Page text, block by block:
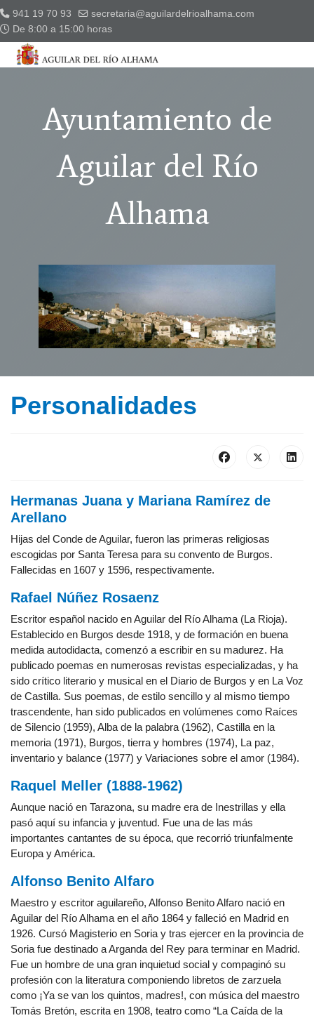
941 19 70 93
secretaria@aguilardelrioalhama.com
De 8:00 a 15:00 horas
Ayuntamiento de
Aguilar del Río
Alhama
Personalidades
Hermanas Juana y Mariana Ramírez de
Arellano
Hijas del Conde de Aguilar, fueron las primeras religiosas
escogidas por Santa Teresa para su convento de Burgos.
Fallecidas en 1607 y 1596, respectivamente.
Rafael Núñez Rosaenz
Escritor español nacido en Aguilar del Río Alhama (La Rioja).
Establecido en Burgos desde 1918, y de formación en buena
medida autodidacta, comenzó a escribir en su madurez. Ha
publicado poemas en numerosas revistas especializadas, y ha
sido crítico literario y musical en el Diario de Burgos y en La Voz
de Castilla. Sus poemas, de estilo sencillo y al mismo tiempo
trascendente, han sido publicados en volúmenes como Raíces
de Silencio (1959), Alba de la palabra (1962), Castilla en la
memoria (1971), Burgos, tierra y hombres (1974), La paz,
inventario y balance (1977) y Variaciones sobre el amor (1984).
Raquel Meller (1888-1962)
Aunque nació en Tarazona, su madre era de Inestrillas y ella
pasó aquí su infancia y juventud. Fue una de las más
importantes cantantes de su época, que recorrió triunfalmente
Europa y América.
Alfonso Benito Alfaro
Maestro y escritor aguilareño, Alfonso Benito Alfaro nació en
Aguilar del Río Alhama en el año 1864 y falleció en Madrid en
1926. Cursó Magisterio en Soria y tras ejercer en la provincia de
Soria fue destinado a Arganda del Rey para terminar en Madrid.
Fue un hombre de una gran inquietud social y compaginó su
profesión con la literatura componiendo libretos de zarzuela
como ¡Ya se van los quintos, madres!, con música del maestro
Tomás Bretón, escrita en 1908, teatro como “La Caída de la